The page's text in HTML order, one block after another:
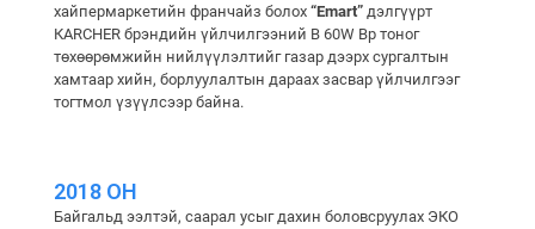
хайпермаркетийн франчайз болох “Emart”дэлгүүрт
КARCHER брэндийн үйлчилгээний B 60W Bp тоног
төхөөрөмжийн нийлүүлэлтийг газар дээрх сургалтын
хамтаар хийн, борлуулалтын дараах засвар үйлчилгээг
тогтмол үзүүлсээр байна.
2018 ОН
Байгальд ээлтэй, саарал усыг дахин боловсруулах ЭКО